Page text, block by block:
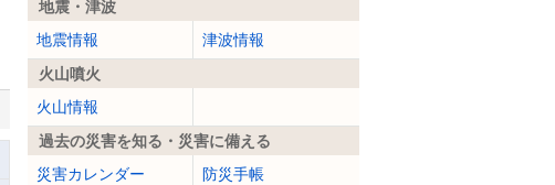
地震・津波
地震情報
津波情報
火山噴火
火山情報
過去の災害を知る・災害に備える
災害カレンダー
防災手帳